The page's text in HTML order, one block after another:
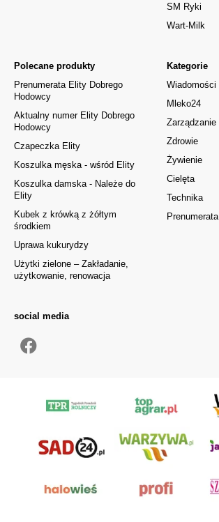
Kategorie
Wiadomości
Mleko24
Zarządzanie
Zdrowie
Żywienie
Cielęta
Technika
Prenumerata
Polecane produkty
Prenumerata Elity Dobrego
Hodowcy
Aktualny numer Elity Dobrego
Hodowcy
Czapeczka Elity
Koszulka męska - wśród Elity
Koszulka damska - Należe do
Elity
Kubek z krówką z żółtym
środkiem
Uprawa kukurydzy
Użytki zielone – Zakładanie,
użytkowanie, renowacja
SM Ryki
Wart-Milk
social media